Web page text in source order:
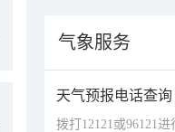
气象服务
天气预报电话查询
拨打12121或96121